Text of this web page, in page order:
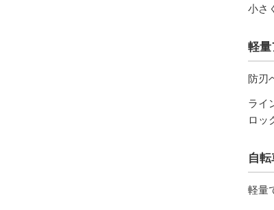
小さ
軽量
防刃
ライ
ロッ
自
軽量
1500mm
6,600